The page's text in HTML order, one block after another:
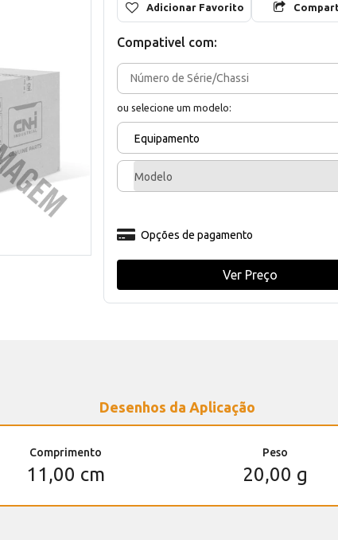
Adicionar Favorito
Compativel com:
ou selecione um modelo:
Equipamento
Modelo
Opções de pagamento
Ver Preço
Desenhos da Aplicação
Comprimento
11,00 cm
Peso
20,00 g